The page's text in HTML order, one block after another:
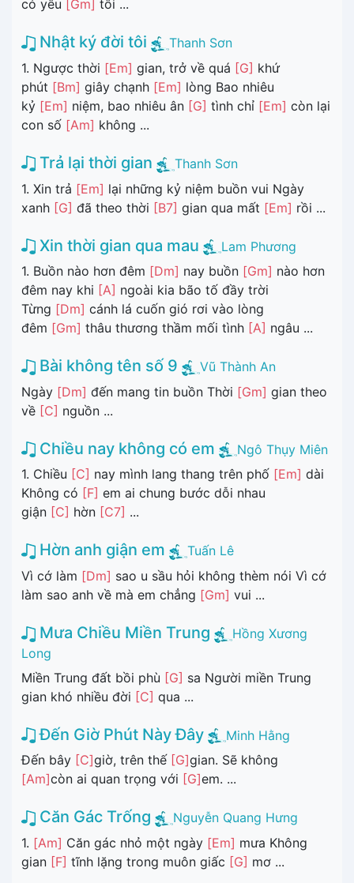
có yêu [Gm] tôi ...
Nhật ký đời tôi
Thanh Sơn
1. Ngược thời [Em] gian, trở về quá [G] khứ
phút [Bm] giây chạnh [Em] lòng Bao nhiêu
kỷ [Em] niệm, bao nhiêu ân [G] tình chỉ [Em] còn lại
con số [Am] không ...
Trả lại thời gian
Thanh Sơn
1. Xin trả [Em] lại những kỷ niệm buồn vui Ngày
xanh [G] đã theo thời [B7] gian qua mất [Em] rồi ...
Xin thời gian qua mau
Lam Phương
1. Buồn nào hơn đêm [Dm] nay buồn [Gm] nào hơn
đêm nay khi [A] ngoài kia bão tố đầy trời
Từng [Dm] cánh lá cuốn gió rơi vào lòng
đêm [Gm] thâu thương thầm mối tình [A] ngâu ...
Bài không tên số 9
Vũ Thành An
Ngày [Dm] đến mang tin buồn Thời [Gm] gian theo
về [C] nguồn ...
Chiều nay không có em
Ngô Thụy Miên
1. Chiều [C] nay mình lang thang trên phố [Em] dài
Không có [F] em ai chung bước dỗi nhau
giận [C] hờn [C7] ...
Hờn anh giận em
Tuấn Lê
Vì cớ làm [Dm] sao u sầu hỏi không thèm nói Vì cớ
làm sao anh về mà em chẳng [Gm] vui ...
Mưa Chiều Miền Trung
Hồng Xương
Long
Miền Trung đất bồi phù [G] sa Người miền Trung
gian khó nhiều đời [C] qua ...
Đến Giờ Phút Này Đây
Minh Hằng
Đến bây [C]giờ, trên thế [G]gian. Sẽ không
[Am]còn ai quan trọng với [G]em. ...
Căn Gác Trống
Nguyễn Quang Hưng
1. [Am] Căn gác nhỏ một ngày [Em] mưa Không
gian [F] tĩnh lặng trong muôn giấc [G] mơ ...